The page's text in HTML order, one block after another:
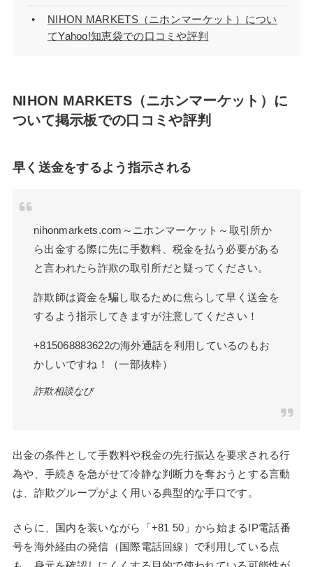
NIHON MARKETS（ニホンマーケット）につい
てYahoo!知恵袋での口コミや評判
NIHON MARKETS（ニホンマーケット）に
ついて掲示板での口コミや評判
早く送金をするよう指示される
nihonmarkets.com～ニホンマーケット～取引所か
ら出金する際に先に手数料、税金を払う必要がある
と言われたら詐欺の取引所だと疑ってください。
詐欺師は資金を騙し取るために焦らして早く送金を
するよう指示してきますが注意してください！
+815068883622の海外通話を利用しているのもお
かしいですね！（一部抜粋）
詐欺相談なび
出金の条件として手数料や税金の先行振込を要求される行
為や、手続きを急がせて冷静な判断力を奪おうとする言動
は、詐欺グループがよく用いる典型的な手口です。
さらに、国内を装いながら「+81 50」から始まるIP電話番
号を海外経由の発信（国際電話回線）で利用している点